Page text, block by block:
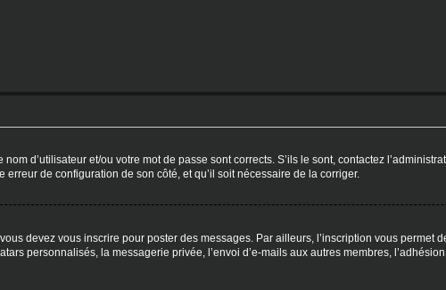
d’utilisateur et/ou votre mot de passe sont corrects. S’ils le sont, contactez
de configuration de son côté, et qu’il soit nécessaire de la corriger.
devez vous inscrire pour poster des messages. Par ailleurs, l’inscription vous permet
personnalisés, la messagerie privée, l’envoi d’e-mails aux autres membres,